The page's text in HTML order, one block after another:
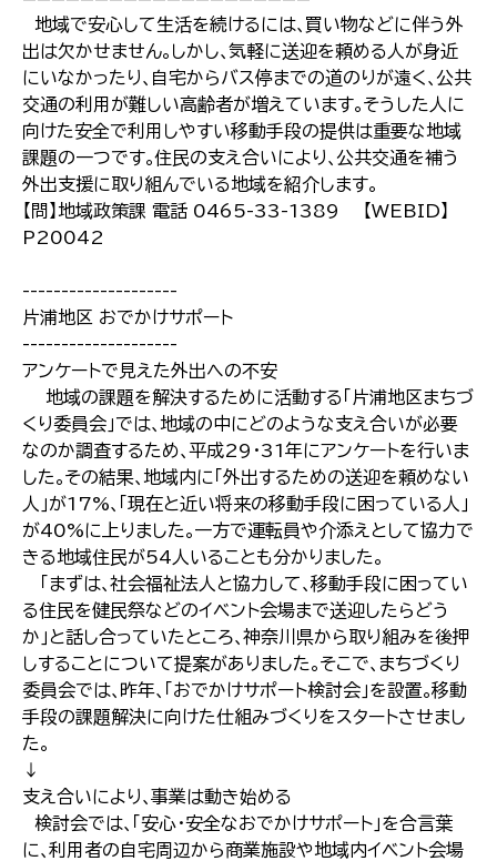
地域で安心して生活を続けるには､買い物などに伴う外
出は欠かせません｡しかし､気軽に送迎を頼める人が身近
にいなかったり､自宅からバス停までの道のりが遠く､公共
交通の利用が難しい高齢者が増えています｡そうした人に
向けた安全で利用しやすい移動手段の提供は重要な地域
課題の一つです｡住民の支え合いにより､公共交通を補う
外出支援に取り組んでいる地域を紹介します｡
【問】地域政策課 電話 0465-33-1389 【WEBID】
P20042
--------------------
片浦地区 おでかけサポート
--------------------
アンケートで見えた外出への不安
地域の課題を解決するために活動する｢片浦地区まちづ
くり委員会｣では､地域の中にどのような支え合いが必要
なのか調査するため､平成29･31年にアンケートを行いま
した｡その結果､地域内に｢外出するための送迎を頼めない
人｣が17%､｢現在と近い将来の移動手段に困っている人｣
が40%に上りました｡一方で運転員や介添えとして協力で
きる地域住民が54人いることも分かりました｡
｢まずは､社会福祉法人と協力して､移動手段に困ってい
る住民を健民祭などのイベント会場まで送迎したらどう
か｣と話し合っていたところ､神奈川県から取り組みを後押
しすることについて提案がありました｡そこで､まちづくり
委員会では､昨年､｢おでかけサポート検討会｣を設置｡移動
手段の課題解決に向けた仕組みづくりをスタートさせまし
た｡
↓
支え合いにより､事業は動き始める
検討会では､｢安心･安全なおでかけサポート｣を合言葉
に､利用者の自宅周辺から商業施設や地域内イベント会場